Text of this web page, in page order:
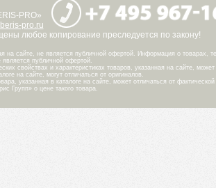
PRO»
pro.ru
любое копирование преследуется по закону!
на сайте, не является публичной офертой. Информация о товарах,
является публичной офертой.
свойствах и характеристиках товаров, указанная на сайте,
на сайте, могут отличаться от оригиналов.
указанная в каталоге на сайте, может отличаться от
Групп» о цене такого товара.